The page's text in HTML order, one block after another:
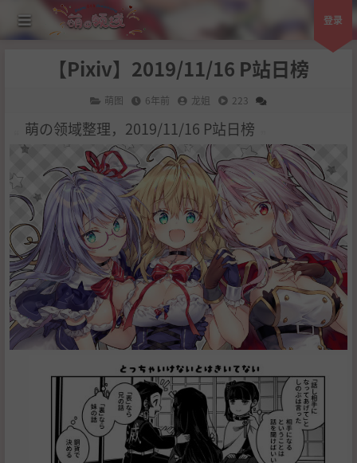
登录
【Pixiv】2019/11/16 P站日榜
萌图 6年前 龙姐 223
萌の领域整理，2019/11/16 P站日榜